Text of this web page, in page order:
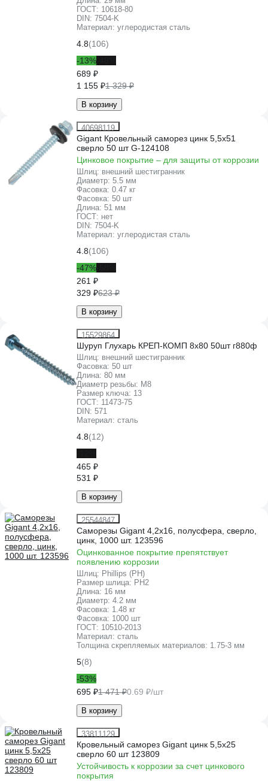
ГОСТ: 10618-80
DIN: 7504-K
Материал: углеродистая сталь
4.8(106)
-13%
689 ₽
1 155 ₽1 329 ₽
В корзину
40698119
Gigant Кровельный саморез цинк 5,5х51
сверло 50 шт G-124108
Цинковое покрытие – для защиты от коррозии
Шлиц: внешний шестигранник
Диаметр: 5.5 мм
Фасовка: 0.47 кг
Фасовка: 50 шт
Длина: 51 мм
ГОСТ: нет
DIN: 7504-K
Материал: углеродистая сталь
4.8(106)
-47%
261 ₽
329 ₽623 ₽
В корзину
15529864
Шуруп Глухарь КРЕП-КОМП 8х80 50шт г880ф
Шлиц: внешний шестигранник
Фасовка: 50 шт
Длина: 80 мм
Диаметр резьбы: М8
Размер ключа: 13
ГОСТ: 11473-75
DIN: 571
Материал: сталь
4.8(12)
465 ₽
531 ₽
В корзину
25544847
Саморезы Gigant 4,2x16, полусфера, сверло,
цинк, 1000 шт. 123596
Оцинкованное покрытие препятствует
появлению коррозии
Шлиц: Phillips (PH)
Размер шлица: PH2
Длина: 16 мм
Диаметр: 4.2 мм
Фасовка: 1.48 кг
Фасовка: 1000 шт
ГОСТ: 10510-2013
Материал: сталь
Толщина скрепляемых материалов: 1.75-3 мм
5(8)
-53%
695 ₽1 471 ₽0.69 ₽/шт
В корзину
33811129
Кровельный саморез Gigant цинк 5,5x25
сверло 60 шт 123809
Устойчивость к коррозии за счет цинкового
покрытия